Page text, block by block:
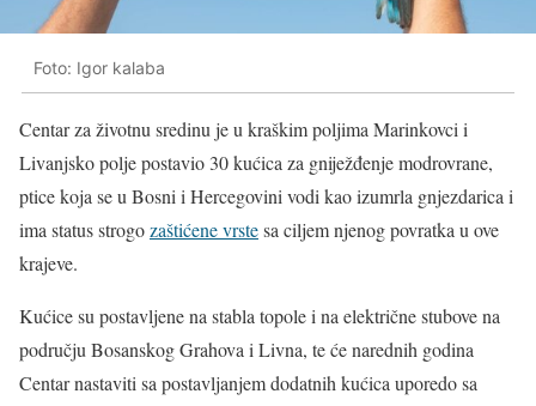
Foto: Igor kalaba
Centar za životnu sredinu je u kraškim poljima Marinkovci i
Livanjsko polje postavio 30 kućica za gniježđenje modrovrane,
ptice koja se u Bosni i Hercegovini vodi kao izumrla gnjezdarica i
ima status strogozaštićene vrstesa ciljem njenog povratka u ove
krajeve.
Kućice su postavljene na stabla topole i na električne stubove na
području Bosanskog Grahova i Livna, te će narednih godina
Centar nastaviti sa postavljanjem dodatnih kućica uporedo sa